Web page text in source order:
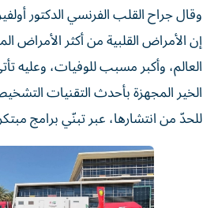
وقال جراح القلب الفرنسي الدكتور
إن الأمراض القلبية من أكثر
العالم، وأكبر مسبب للوفيات، وعليه
الخير المجهزة بأحدث التقنيات
للحدّ من انتشارها، عبر تبنّي برامج